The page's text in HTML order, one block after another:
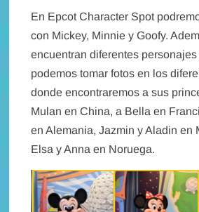
En Epcot Character Spot
con Mickey, Minnie y Goofy.
encuentran diferentes
podemos tomar fotos en los
donde encontraremos a sus
Mulan en China, a Bella en
en Alemania, Jazmin y Aladin en
Elsa y Anna en Noruega.